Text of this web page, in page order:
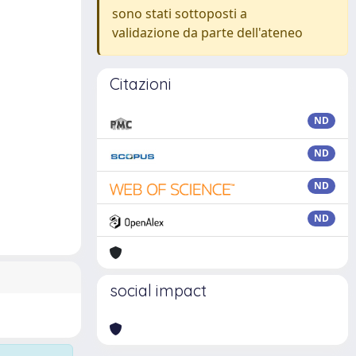
sono stati sottoposti a
validazione da parte dell'ateneo
Citazioni
ND
ND
ND
ND
social impact